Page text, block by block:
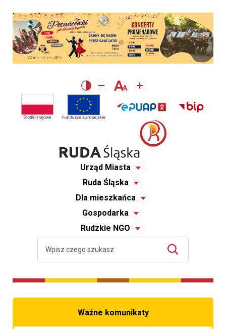
Urząd Miasta
Ruda Śląska
Dla mieszkańca
Gospodarka
Rudzkie NGO
Ważne komunikaty